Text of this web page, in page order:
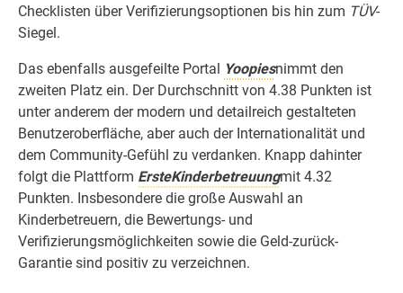
Checklisten über Verifizierungsoptionen bis hin zum TÜV-
Siegel.
Das ebenfalls ausgefeilte Portal Yoopiesnimmt den
zweiten Platz ein. Der Durchschnitt von 4.38 Punkten ist
unter anderem der modern und detailreich gestalteten
Benutzeroberfläche, aber auch der Internationalität und
dem Community-Gefühl zu verdanken. Knapp dahinter
folgt die Plattform ErsteKinderbetreuungmit 4.32
Punkten. Insbesondere die große Auswahl an
Kinderbetreuern, die Bewertungs- und
Verifizierungsmöglichkeiten sowie die Geld-zurück-
Garantie sind positiv zu verzeichnen.